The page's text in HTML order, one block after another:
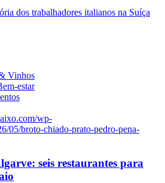
dos trabalhadores italianos na Suíça
Vinhos
estar
wp-
05/broto-chiado-prato-pedro-pena-
seis restaurantes para